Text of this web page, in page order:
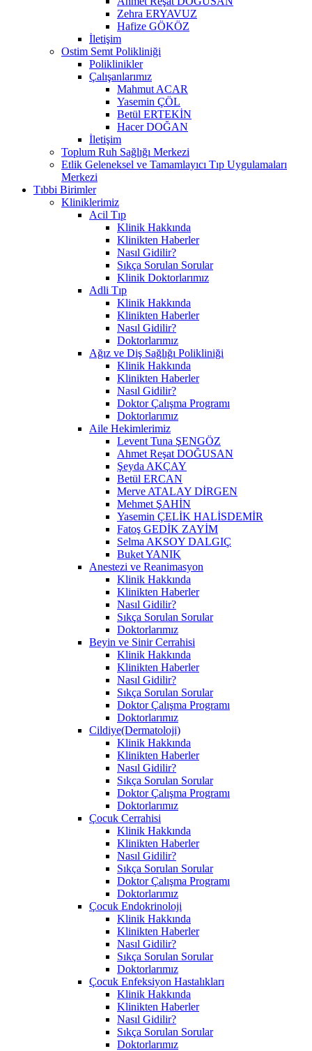
Zehra ERYAVUZ
Hafize GÖKÖZ
İletişim
Ostim Semt Polikliniği
Poliklinikler
Çalışanlarımız
Mahmut ACAR
Yasemin ÇÖL
Betül ERTEKİN
Hacer DOĞAN
İletişim
Toplum Ruh Sağlığı Merkezi
Etlik Geleneksel ve Tamamlayıcı Tıp Uygulamaları
Merkezi
Tıbbi Birimler
Kliniklerimiz
Acil Tıp
Klinik Hakkında
Klinikten Haberler
Nasıl Gidilir?
Sıkça Sorulan Sorular
Klinik Doktorlarımız
Adli Tıp
Klinik Hakkında
Klinikten Haberler
Nasıl Gidilir?
Doktorlarımız
Ağız ve Diş Sağlığı Polikliniği
Klinik Hakkında
Klinikten Haberler
Nasıl Gidilir?
Doktor Çalışma Programı
Doktorlarımız
Aile Hekimlerimiz
Levent Tuna ŞENGÖZ
Ahmet Reşat DOĞUSAN
Şeyda AKÇAY
Betül ERCAN
Merve ATALAY DİRGEN
Mehmet ŞAHİN
Yasemin ÇELİK HALİSDEMİR
Fatoş GEDİK ZAYİM
Selma AKSOY DALGIÇ
Buket YANIK
Anestezi ve Reanimasyon
Klinik Hakkında
Klinikten Haberler
Nasıl Gidilir?
Sıkça Sorulan Sorular
Doktorlarımız
Beyin ve Sinir Cerrahisi
Klinik Hakkında
Klinikten Haberler
Nasıl Gidilir?
Sıkça Sorulan Sorular
Doktor Çalışma Programı
Doktorlarımız
Cildiye(Dermatoloji)
Klinik Hakkında
Klinikten Haberler
Nasıl Gidilir?
Sıkça Sorulan Sorular
Doktor Çalışma Programı
Doktorlarımız
Çocuk Cerrahisi
Klinik Hakkında
Klinikten Haberler
Nasıl Gidilir?
Sıkça Sorulan Sorular
Doktor Çalışma Programı
Doktorlarımız
Çocuk Endokrinoloji
Klinik Hakkında
Klinikten Haberler
Nasıl Gidilir?
Sıkça Sorulan Sorular
Doktorlarımız
Çocuk Enfeksiyon Hastalıkları
Klinik Hakkında
Klinikten Haberler
Nasıl Gidilir?
Sıkça Sorulan Sorular
Doktorlarımız